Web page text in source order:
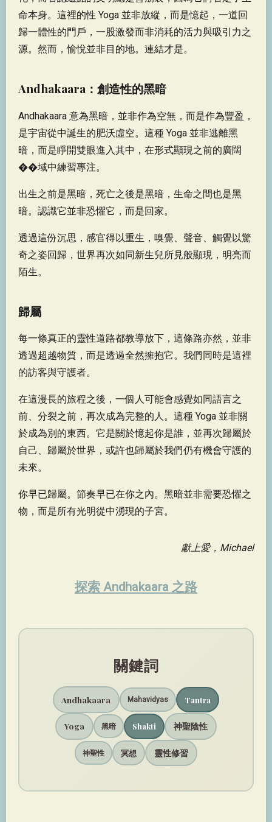
命本身。這裡的性 Yoga 並非放縱，而是憶起，一道回
歸一體性的門戶，一股激發而非消耗的活力與吸引力之
源。然而，愉悅並非目的地。連結才是。
Andhakaara：創造性的黑暗
Andhakaara 意為黑暗，並非作為空無，而是作為豐盈，
是宇宙從中誕生的肥沃虛空。這種 Yoga 並非逃離黑
暗，而是睜開雙眼進入其中，在形式顯現之前的廣闊
��域中練習專注。
出生之前是黑暗，死亡之後是黑暗，生命之間也是黑
暗。認識它並非恐懼它，而是回家。
透過這份沉思，感官得以重生，嗅覺、聲音、觸覺以驚
奇之姿回歸，世界再次如同新生兒所見般顯現，明亮而
陌生。
歸屬
每一條真正的靈性道路都教導放下，這條路亦然，並非
透過超越物質，而是透過全然擁抱它。我們同時是這裡
的訪客與守護者。
在這漫長的旅程之後，一個人可能會感覺如同語言之
前、分裂之前，再次成為完整的人。這種 Yoga 並非關
於成為別的東西。它是關於憶起你是誰，並再次歸屬於
自己、歸屬於世界，或許也歸屬於我們仍有機會守護的
未來。
你早已歸屬。節奏早已在你之內。黑暗並非需要恐懼之
物，而是所有光明從中湧現的子宮。
獻上愛，Michael
探索 Andhakaara 之路
關鍵詞
Andhakaara Mahavidyas Tantra
Yoga 黑暗 Shakti 神聖陰性
神聖性 冥想 靈性修習